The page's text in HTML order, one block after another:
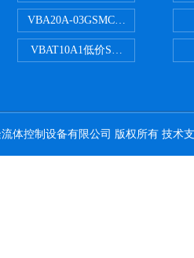
VBA20A-03GSMC增压阀VBA-
VBAT10A1低价SMC储气罐VBAT
体控制设备有限公司 版权所有 技术